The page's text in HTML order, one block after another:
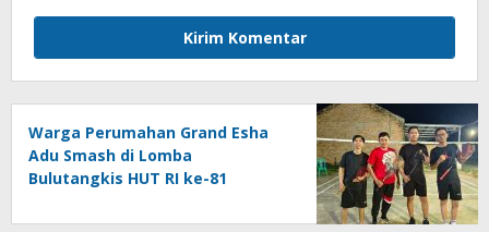
Warga Perumahan Grand Esha
Adu Smash di Lomba
Bulutangkis HUT RI ke-81